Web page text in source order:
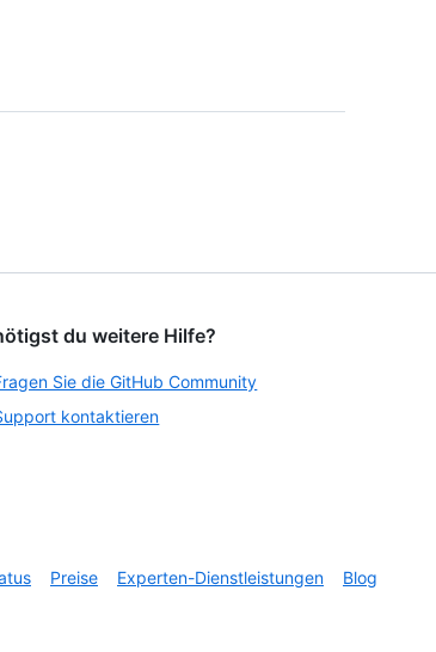
du weitere Hilfe?
Sie die GitHub Community
kontaktieren
Preise Experten-Dienstleistungen Blog